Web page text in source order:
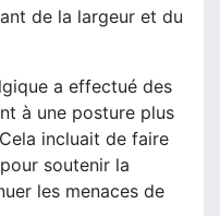
de la largeur et du
a effectué des
à une posture plus
incluait de faire
soutenir la
les menaces de